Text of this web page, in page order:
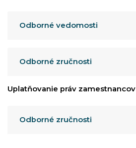
Odborné vedomosti
Odborné zručnosti
Uplatňovanie práv zamestnancov
Odborné zručnosti